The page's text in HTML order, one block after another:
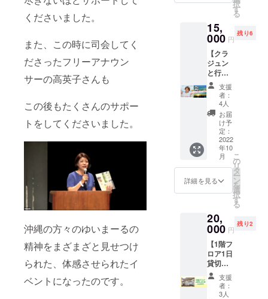
くださいました。
また、この時に司会してく
ださったフリーアナウン
サーの高英子さんも
この後もたくさんのサポー
トをしてくださいました。
沖縄の方々のゆいまーるの
精神をまざまざと見せつけ
られた、体感させられたイ
ベントになったのです。
ナウィ
ルスの
影響で
開催で
きなく
なった
場合は
ご返金
できま
せん。
代わり
に、カ
チャー
スクー
コワー
キング
スでも
使える
商品券
5000円
相当を
お送り
させて
いただ
きま
状をお
届けい
たしま
す。
択
す
る
15,
000 円
残り6
【クラ
ジュン
と行く
リト
リート
沖縄
1Day】
パ
ワース
ポット&
絶景&美
味しい
もの大
好きな
クラ
に沖縄
を散策
しま
しょう♪
ラン
チもご
ちそう
します
♪【開催
支援
者：
4人
お届
け予
定：
2022
年10
月
詳細を見る
こ
の
リ
タ
ー
ン
を
選
択
す
る
20,
000 円
残り2
【1階フ
ロア1日
貸切 1
回 定
価
30000
支援
者：
3人